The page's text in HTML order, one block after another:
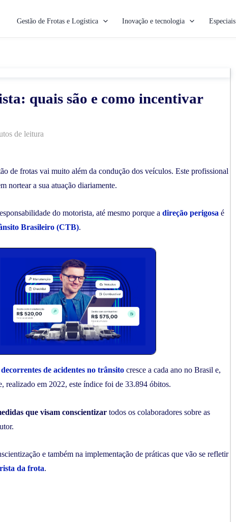
Gestão de Frotas e Logística Inovação e tecnologia Especiais
quais são e como incentivar
de leitura
de frotas vai muito além da condução dos veículos. Este profissional
nortear a sua atuação diariamente.
do motorista, até mesmo porque a direção perigosa é
Brasileiro (CTB).
de acidentes no trânsito cresce a cada ano no Brasil e,
realizado em 2022, este índice foi de 33.894 óbitos.
que visam conscientizar todos os colaboradores sobre as
e também na implementação de práticas que vão se refletir
da frota.